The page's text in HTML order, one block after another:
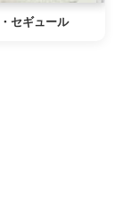
セギュール